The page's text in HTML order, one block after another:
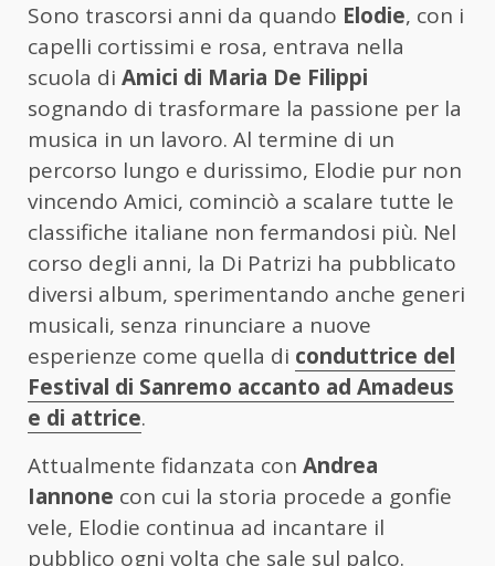
Sono trascorsi anni da quando Elodie, con i
capelli cortissimi e rosa, entrava nella
scuola di Amici di Maria De Filippi
sognando di trasformare la passione per la
musica in un lavoro. Al termine di un
percorso lungo e durissimo, Elodie pur non
vincendo Amici, cominciò a scalare tutte le
classifiche italiane non fermandosi più. Nel
corso degli anni, la Di Patrizi ha pubblicato
diversi album, sperimentando anche generi
musicali, senza rinunciare a nuove
esperienze come quella di conduttrice del
Festival di Sanremo accanto ad Amadeus
e di attrice.
Attualmente fidanzata con Andrea
Iannone con cui la storia procede a gonfie
vele, Elodie continua ad incantare il
pubblico ogni volta che sale sul palco.